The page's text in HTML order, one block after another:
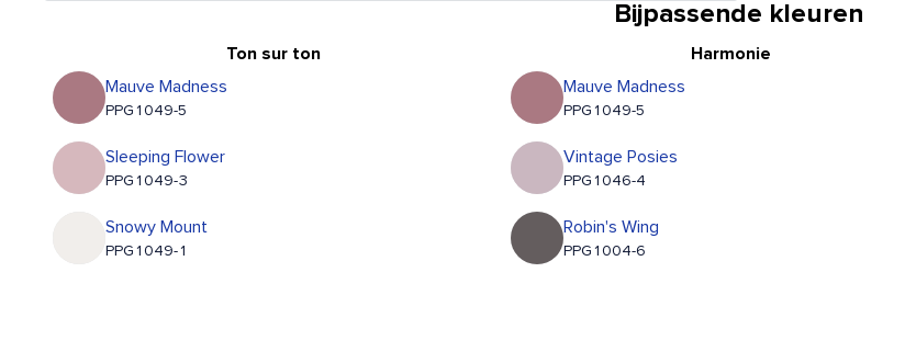
Bijpassende kleuren
Ton sur ton
Mauve Madness
PPG1049-5
Sleeping Flower
PPG1049-3
Snowy Mount
PPG1049-1
Harmonie
Mauve Madness
PPG1049-5
Vintage Posies
PPG1046-4
Robin's Wing
PPG1004-6